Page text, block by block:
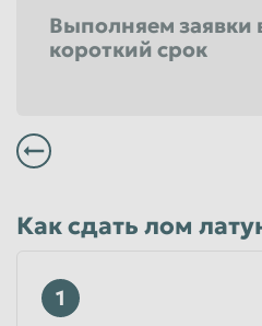
Выполняем заявки
короткий срок
Как сдать лом
1